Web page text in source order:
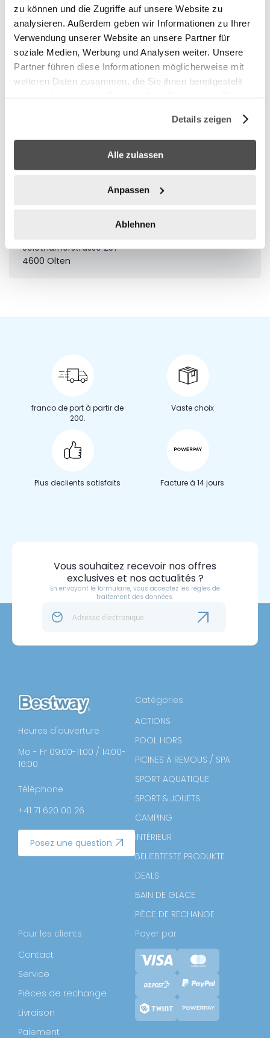
zu können und die Zugriffe auf unsere Website zu
analysieren. Außerdem geben wir Informationen zu Ihrer
Verwendung unserer Website an unsere Partner für
soziale Medien, Werbung und Analysen weiter. Unsere
Partner führen diese Informationen möglicherweise mit
weiteren Daten zusammen, die Sie ihnen bereitgestellt
Details zeigen
Alle zulassen
Anpassen
Ablehnen
Information de garantie Bestway
En cas de garantie sur des articlesBestway , aucun
retour vers nous n'est nécessaire. Veuillez vous
adresser directement au service après-vente officiel
Vous y obtiendrez rapidement et simplement de
Solothurnerstrasse 257
4600 Olten
franco de port à partir de
200.
Vaste choix
Plus declients satisfaits Facture à 14 jours
Vous souhaitez recevoir nos offres
exclusives et nos actualités ?
En envoyant le formulaire, vous acceptez les règles de
traitement des données.
Heures d'ouverture
Mo - Fr 09:00-11:00 / 14:00-
16:00
Téléphone
+41 71 620 00 26
Posez une question
Catégories
ACTIONS
POOL HORS
PICINES À REMOUS / SPA
SPORT AQUATIQUE
SPORT & JOUETS
CAMPING
INTÉRIEUR
BELIEBTESTE PRODUKTE
DEALS
BAIN DE GLACE
PIÈCE DE RECHANGE
Pour les clients
Contact
Service
Pièces de rechange
Livraison
Paiement
Payer par